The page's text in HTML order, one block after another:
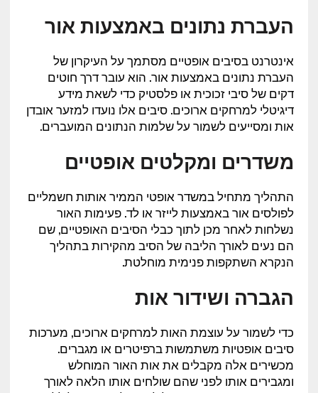
העברת נתונים באמצעות אור
אינטרנט בסיבים אופטיים מסתמך על העיקרון של
העברת נתונים באמצעות אור. הוא עובר דרך חוטים
דקים של סיבי זכוכית או פלסטיק כדי לשאת מידע
דיגיטלי למרחקים ארוכים. סיבים אלו נועדו למזער אובדן
אות ומסייעים לשמור על שלמות הנתונים המועברים.
משדרים ומקלטים אופטיים
התהליך מתחיל במשדר אופטי הממיר אותות חשמליים
לפולסים אור באמצעות לייזר או לד. פעימות האור
נשלחות לאחר מכן לתוך כבלי הסיבים האופטיים, שם
הם נעים לאורך הליבה של הסיב מהקירות בתהליך
הנקרא השתקפות פנימית מוחלטת.
הגברה ושידור אות
כדי לשמור על עוצמת האות למרחקים ארוכים, מערכות
סיבים אופטיות משתמשות ברפיטרים או מגברים.
מכשירים אלה מקבלים את אות האור המוחלש
ומגבירים אותו לפני שהם שולחים אותו הלאה לאורך